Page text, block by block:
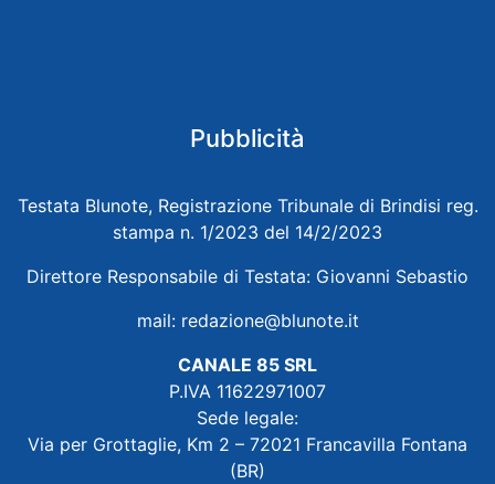
Pubblicità
Testata Blunote, Registrazione Tribunale di Brindisi reg.
stampa n. 1/2023 del 14/2/2023
Direttore Responsabile di Testata: Giovanni Sebastio
mail: redazione@blunote.it
CANALE 85 SRL
P.IVA 11622971007
Sede legale:
Via per Grottaglie, Km 2 – 72021 Francavilla Fontana
(BR)